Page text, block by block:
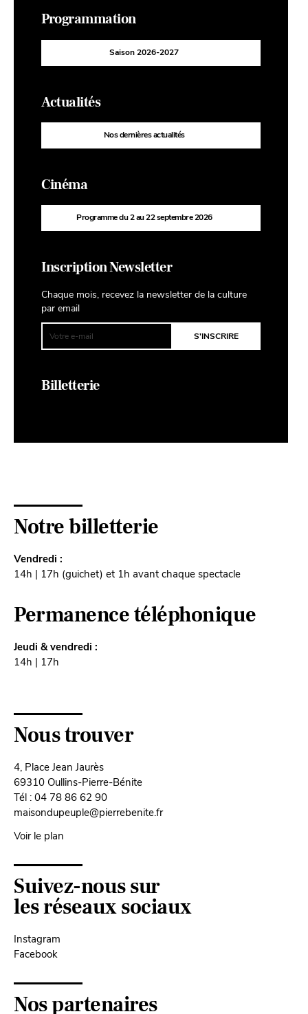
Programmation
Saison 2026-2027
Actualités
Nos dernières actualités
Cinéma
Programme du 2 au 22 septembre 2026
Inscription Newsletter
Chaque mois, recevez la newsletter de la culture
par email
Billetterie
Notre billetterie
Vendredi :
14h | 17h (guichet) et 1h avant chaque spectacle
Permanence téléphonique
Jeudi & vendredi :
14h | 17h
Nous trouver
4, Place Jean Jaurès
69310 Oullins-Pierre-Bénite
Tél : 04 78 86 62 90
maisondupeuple@pierrebenite.fr
Voir le plan
Suivez-nous sur
les réseaux sociaux
Instagram
Facebook
Nos partenaires